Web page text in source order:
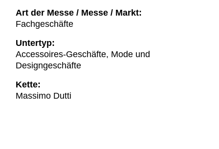
Art der Messe / Messe / Markt:
Fachgeschäfte
Untertyp:
Accessoires-Geschäfte, Mode und
Designgeschäfte
Kette:
Massimo Dutti